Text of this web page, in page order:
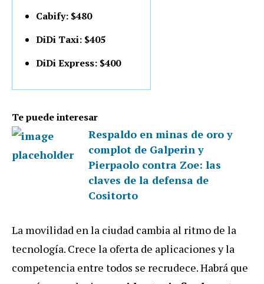
Cabify: $480
DiDi Taxi: $405
DiDi Express: $400
Te puede interesar
Respaldo en minas de oro y
complot de Galperin y
Pierpaolo contra Zoe: las
claves de la defensa de
Cositorto
La movilidad en la ciudad cambia al ritmo de la
tecnología. Crece la oferta de aplicaciones y la
competencia entre todos se recrudece. Habrá que